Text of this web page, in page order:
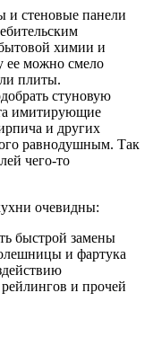
и стеновые панели
химии и
ее можно смело
плиты.
стуновую
имитирующие
и других
равнодушным. Так
чего-то
очевидны:
быстрой замены
и фартука
и прочей